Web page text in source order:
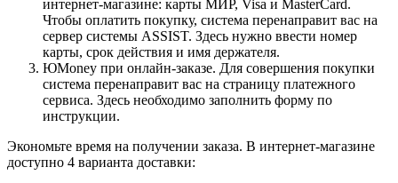
интернет-магазине: карты МИР, Visa и MasterCard.
Чтобы оплатить покупку, система перенаправит вас на
сервер системы ASSIST. Здесь нужно ввести номер
карты, срок действия и имя держателя.
ЮMoney при онлайн-заказе. Для совершения покупки
система перенаправит вас на страницу платежного
сервиса. Здесь необходимо заполнить форму по
инструкции.
Экономьте время на получении заказа. В интернет-магазине
доступно 4 варианта доставки: